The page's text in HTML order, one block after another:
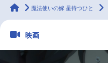
ラジオ
animateTimes
魔法使いの嫁 星待つひと
映画